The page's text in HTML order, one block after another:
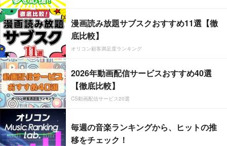
漫画読み放題サブスクおすすめ11選【徹
底比較】
オリコン顧客満足度ランキング
2026年動画配信サービスおすすめ40選
【徹底比較】
CS動画配信サービス20選
毎週の音楽ランキングから、ヒットの推
移をチェック！